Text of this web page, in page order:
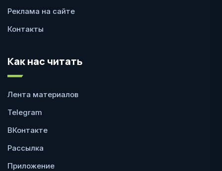
Реклама на сайте
Контакты
Как нас читать
Лента материалов
Telegram
ВКонтакте
Рассылка
Приложение